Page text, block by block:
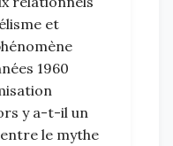
et
1960
y a-t-il un
le mythe